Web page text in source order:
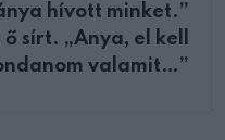
hívott minket.”
sírt. „Anya, el kell
valamit…”